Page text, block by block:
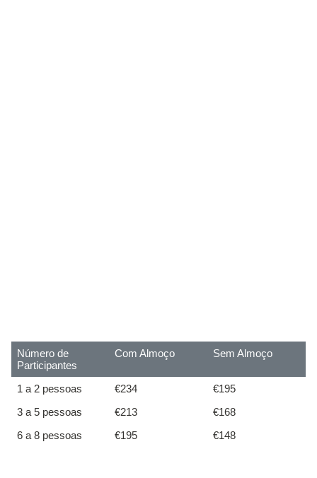
Número de
Participantes
Com Almoço Sem Almoço
1 a 2 pessoas €234
€195
3 a 5 pessoas
€213
€168
6 a 8 pessoas
€195 €148